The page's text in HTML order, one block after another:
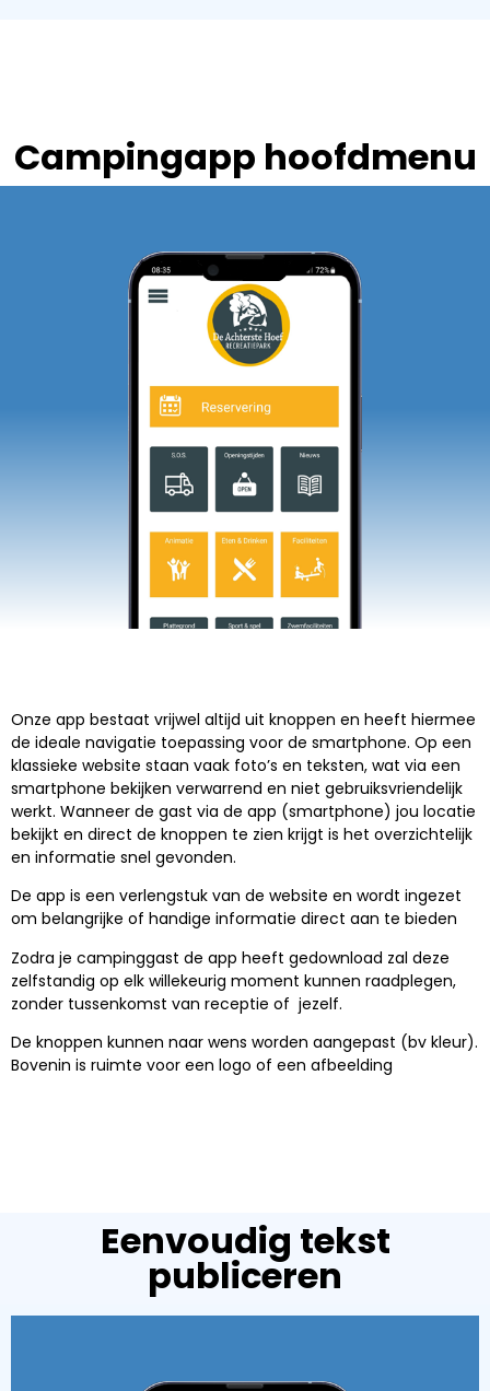
Campingapp hoofdmenu
Onze app bestaat vrijwel altijd uit knoppen en heeft hiermee
de ideale navigatie toepassing voor de smartphone. Op een
klassieke website staan vaak foto’s en teksten, wat via een
smartphone bekijken verwarrend en niet gebruiksvriendelijk
werkt. Wanneer de gast via de app (smartphone) jou locatie
bekijkt en direct de knoppen te zien krijgt is het overzichtelijk
en informatie snel gevonden.
De app is een verlengstuk van de website en wordt ingezet
om belangrijke of handige informatie direct aan te bieden
Zodra je campinggast de app heeft gedownload zal deze
zelfstandig op elk willekeurig moment kunnen raadplegen,
zonder tussenkomst van receptie of jezelf.
De knoppen kunnen naar wens worden aangepast (bv kleur).
Bovenin is ruimte voor een logo of een afbeelding
Eenvoudig tekst
publiceren